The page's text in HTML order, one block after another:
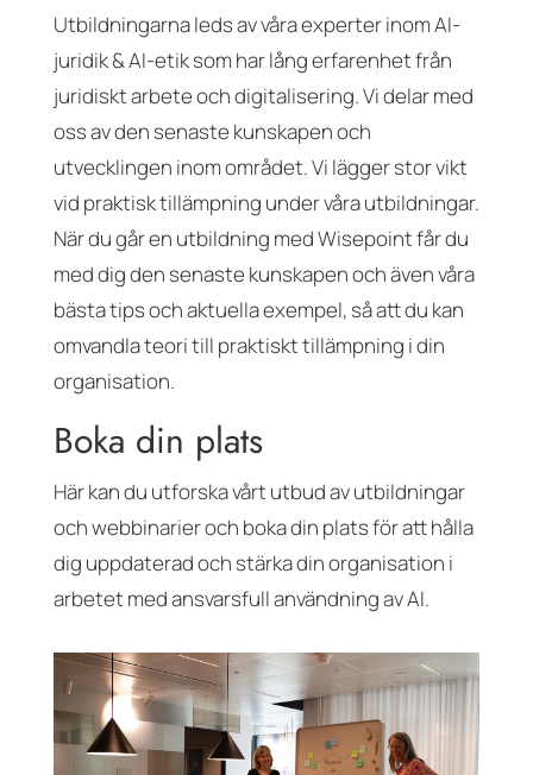
Utbildningarna leds av våra experter inom AI-
juridik & AI-etik som har lång erfarenhet från
juridiskt arbete och digitalisering. Vi delar med
oss av den senaste kunskapen och
utvecklingen inom området. Vi lägger stor vikt
vid praktisk tillämpning under våra utbildningar.
När du går en utbildning med Wisepoint får du
med dig den senaste kunskapen och även våra
bästa tips och aktuella exempel, så att du kan
omvandla teori till praktiskt tillämpning i din
organisation.
Boka din plats
Här kan du utforska vårt utbud av utbildningar
och webbinarier och boka din plats för att hålla
dig uppdaterad och stärka din organisation i
arbetet med ansvarsfull användning av AI.